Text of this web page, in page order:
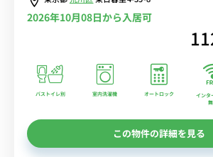
2026年10月08日から入居可
バストイレ別 室内洗濯機 オートロック
インタ
この物件の詳細を見る